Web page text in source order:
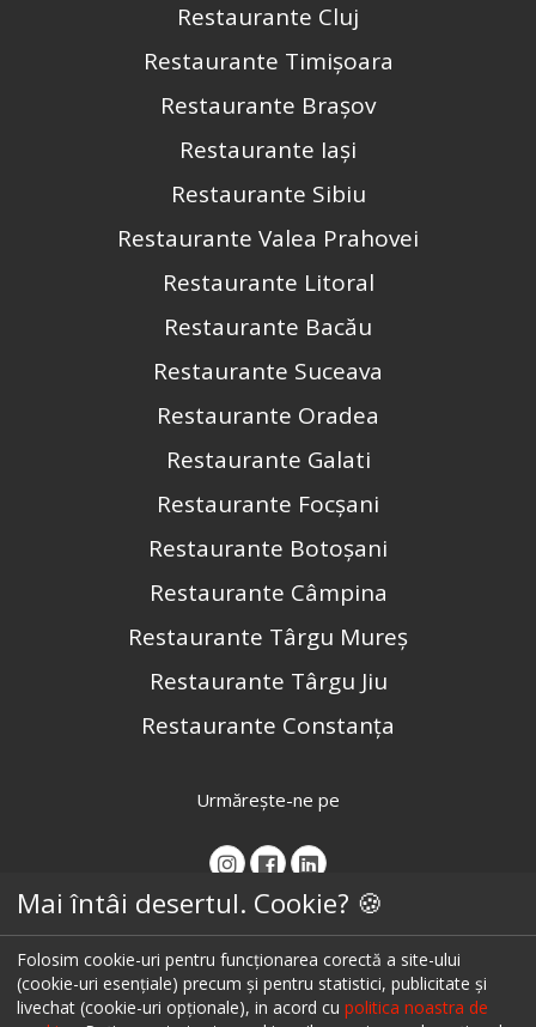
Restaurante Cluj
Restaurante Timișoara
Restaurante Brașov
Restaurante Iași
Restaurante Sibiu
Restaurante Valea Prahovei
Restaurante Litoral
Restaurante Bacău
Restaurante Suceava
Restaurante Oradea
Restaurante Galati
Restaurante Focșani
Restaurante Botoșani
Restaurante Câmpina
Restaurante Târgu Mureș
Restaurante Târgu Jiu
Restaurante Constanța
Urmărește-ne pe
Mai întâi desertul. Cookie? 🍪
Folosim cookie-uri pentru funcționarea corectă a site-ului
(cookie-uri esențiale) precum și pentru statistici, publicitate și
livechat (cookie-uri opționale), in acord cu politica noastra de